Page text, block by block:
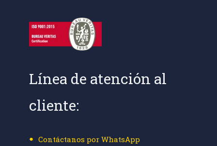
Línea de atención al
cliente:
Contáctanos por WhatsApp